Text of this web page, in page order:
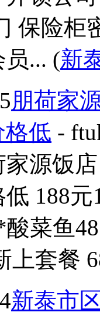
保险柜
... (新
朋荷家
低 -
家源饭
低 188
菜鱼
上套餐
新泰市